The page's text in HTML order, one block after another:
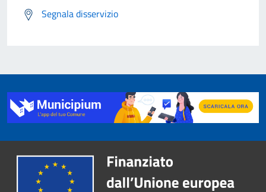
Segnala disservizio